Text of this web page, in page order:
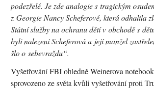
podezřelé. Je zde analogie s tragickým
z Georgie Nancy Scheferové, která odhalila
Státní služby na ochranu dětí v obchodě s
byli nalezeni Scheferová a její manžel
šlo o sebevraždu“.
Vyšetřování FBI ohledně Weinerova
sprovozeno ze světa kvůli vyšetřování proti